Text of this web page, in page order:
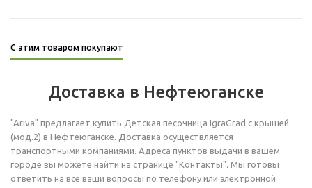
С этим товаром покупают
Доставка в Нефтеюганске
"Ariva" предлагает купить Детская песочница IgraGrad с крышей
(мод.2) в Нефтеюганске. Доставка осуществляется
транспортными компаниями. Адреса пунктов выдачи в вашем
городе вы можете найти на странице "Контакты". Мы готовы
ответить на все ваши вопросы по телефону или электронной